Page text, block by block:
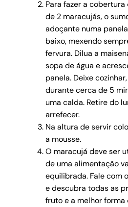
Para fazer a
de 2 maracujás, o
adoçante numa
baixo, mexendo
fervura. Dilua a
sopa de água e
panela. Deixe
durante cerca de 5
uma calda. Retire do
arrefecer.
Na altura de servir
a mousse.
O maracujá deveser
de uma alimentação
equilibrada. Fale com
e descubra todas as
fruto e a melhor forma